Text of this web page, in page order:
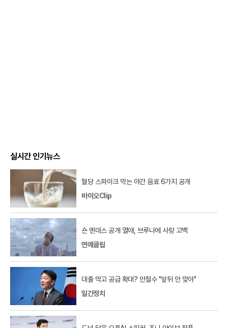
실시간 인기뉴스
혈당 스파이크 막는 야간 음료 6가지 공개
바이오Clip
숀 멘데스 공개 열애, 브루나에 사랑 고백
연예클립
대출 막고 공급 확대? 안철수 "앞뒤 안 맞아"
일간정치